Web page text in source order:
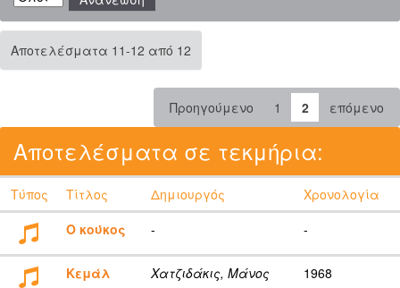
Αποτελέσματα 11-12 από 12
Προηγούμενο 1 2 επόμενο
Αποτελέσματα σε τεκμήρια:
Τύπος Τίτλος Δημιουργός
Χρονολογία
Ο κούκος
- -
Κεμάλ Χατζιδάκις, Μάνος 1968